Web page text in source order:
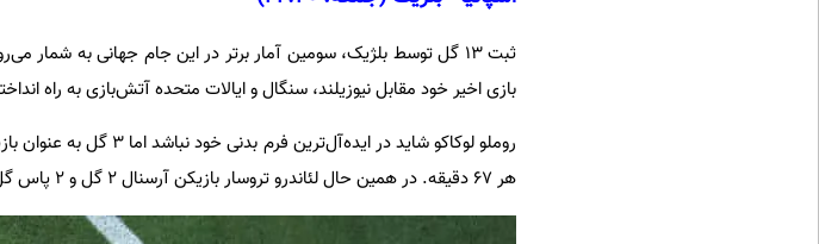
بازی اخیر خود مقابل نیوزیلند، سنگال و ایالات متحده آتش‌بازی به راه
روملو لوکاکو شاید در
هر ۶۷ دقیقه. در همین حال لئاندرو تروسار بازیکن آرسنال ۲ گل و ۲ پاس گل ثبت کرده.